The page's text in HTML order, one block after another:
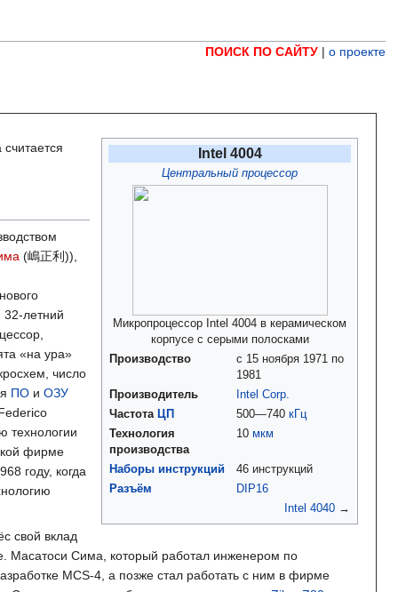
ПОИСК ПО САЙТУ | о проекте
Intel 4004
Центральный процессор
Микропроцессор Intel 4004 в керамическом
корпусе с серыми полосками
Производство
с 15 ноября 1971 по
1981
Производитель
Intel Corp.
Частота ЦП 500—740 кГц
Технология
производства
10 мкм
Наборы инструкций
46 инструкций
Разъём
DIP16
Intel 4040 →
(嶋正利)),
32-летний
«на ура»
число
ПО и ОЗУ
технологии
фирме
году, когда
свой вклад
Масатоси Сима, который работал инженером по
MCS-4, а позже стал работать с ним в фирме